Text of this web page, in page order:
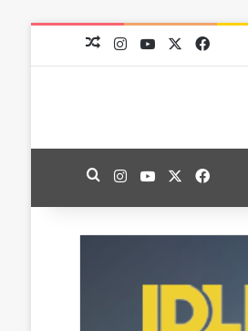
فيسبوك
‫X
‫YouTubeانستقراممقال عشوائي
فيسبوك
‫X
‫YouTubeانستقرامبحث عن